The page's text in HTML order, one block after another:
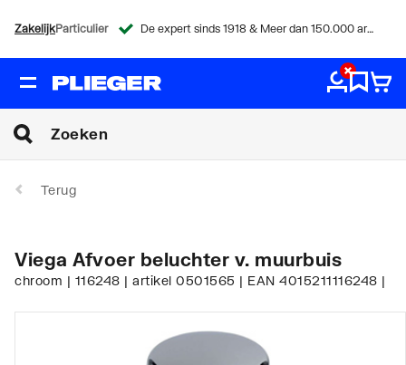
ZakelijkParticulier De expert sinds 1918 & Meer dan 150.000 artikelen
Terug
Viega Afvoer beluchter v. muurbuis
chroom | 116248 | artikel 0501565 | EAN 4015211116248 |